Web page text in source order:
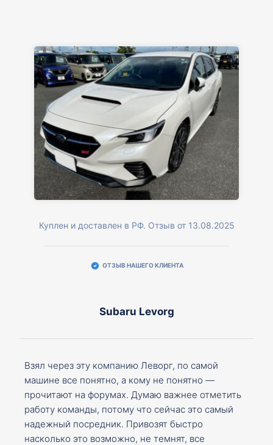
Куплен и доставлен в РФ. Отзыв от 13.08.2025
ОТЗЫВ НАШЕГО КЛИЕНТА
Subaru Levorg
Взял через эту компанию Леворг, по самой
машине все понятно, а кому не понятно —
прочитают на форумах. Думаю важнее отметить
работу команды, потому что сейчас это самый
надежный посредник. Привозят быстро
насколько это возможно, не темнят, все